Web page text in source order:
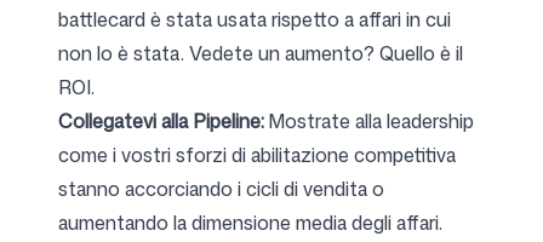
battlecard è stata usata rispetto a affari in cui
non lo è stata. Vedete un aumento? Quello è il
ROI.
Collegatevi alla Pipeline:Mostrate alla leadership
come i vostri sforzi di abilitazione competitiva
stanno accorciando i cicli di vendita o
aumentando la dimensione media degli affari.